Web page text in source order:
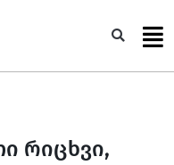
რიცხვი,